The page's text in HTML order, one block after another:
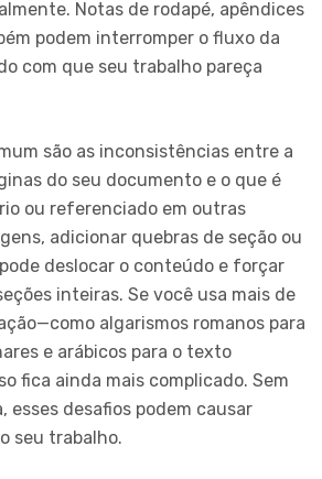
Notas de rodapé, apêndices
podem interromper o fluxo da
com que seu trabalho pareça
são as inconsistências entre a
do seu documento e o que é
ou referenciado em outras
adicionar quebras de seção ou
deslocar o conteúdo e forçar
inteiras. Se você usa mais de
algarismos romanos para
e arábicos para o texto
fica ainda mais complicado. Sem
esses desafios podem causar
seu trabalho.